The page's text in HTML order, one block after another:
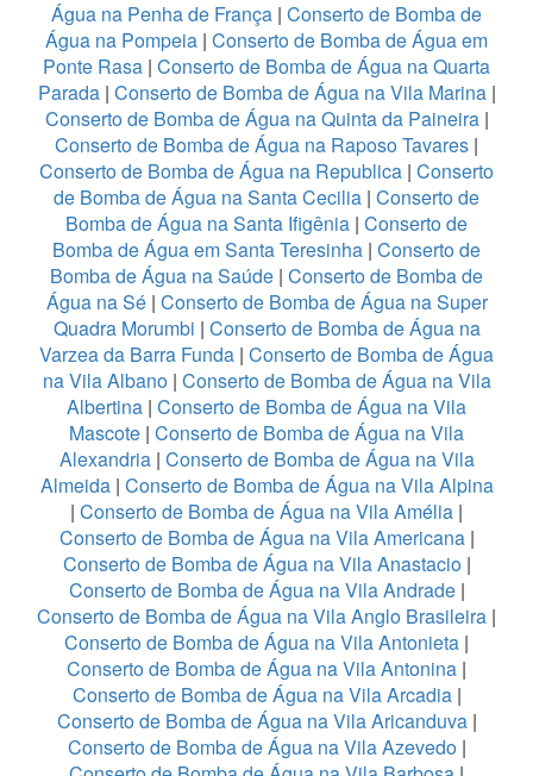
Água na Penha de França | Conserto de Bomba de
Água na Pompeia | Conserto de Bomba de Água em
Ponte Rasa | Conserto de Bomba de Água na Quarta
Parada| Conserto de Bomba de Água na Vila Marina|
Conserto de Bomba de Água na Quinta da Paineira|
Conserto de Bomba de Água na Raposo Tavares |
Conserto de Bomba de Água na Republica | Conserto
de Bomba de Água na Santa Cecilia | Conserto de
Bomba de Água na Santa Ifigênia | Conserto de
Bomba de Água em Santa Teresinha | Conserto de
Bomba de Água na Saúde | Conserto de Bomba de
Água na Sé| Conserto de Bomba de Água na Super
Quadra Morumbi | Conserto de Bomba de Água na
Varzea da Barra Funda | Conserto de Bomba de Água
na Vila Albano| Conserto de Bomba de Água na Vila
Albertina | Conserto de Bomba de Água na Vila
Mascote | Conserto de Bomba de Água na Vila
Alexandria| Conserto de Bomba de Água na Vila
Almeida | Conserto de Bomba de Água na Vila Alpina
| Conserto de Bomba de Água na Vila Amélia |
Conserto de Bomba de Água na Vila Americana|
Conserto de Bomba de Água na Vila Anastacio|
Conserto de Bomba de Água na Vila Andrade|
Conserto de Bomba de Água na Vila Anglo Brasileira |
Conserto de Bomba de Água na Vila Antonieta |
Conserto de Bomba de Água na Vila Antonina |
Conserto de Bomba de Água na Vila Arcadia |
Conserto de Bomba de Água na Vila Aricanduva|
Conserto de Bomba de Água na Vila Azevedo|